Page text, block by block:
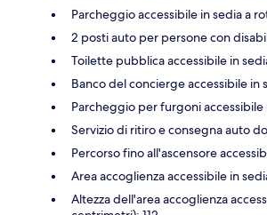
Parcheggio accessibile in sedia a
2 posti auto per persone con
Toilette pubblica accessibile in
Banco del concierge accessibile in
Parcheggio per furgoni accessibile
Servizio di ritiro e consegna auto
Percorso fino all'ascensore
Area accoglienza accessibile in
Altezza dell'area accoglienza